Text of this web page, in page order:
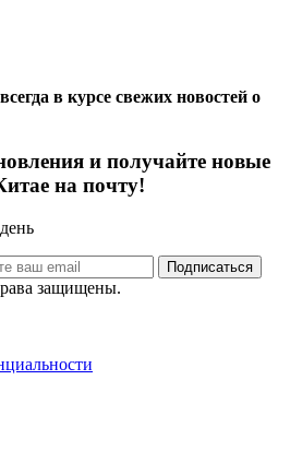
в курсе свежих новостей о
и получайте новые
на почту!
защищены.